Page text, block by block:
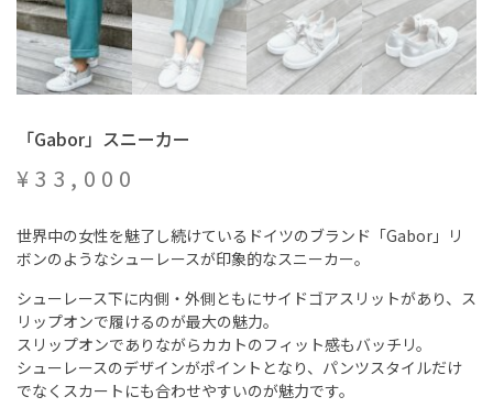
「Gabor」スニーカー
¥ 33,000
世界中の女性を魅了し続けているドイツのブランド「Gabor」リ
ボンのようなシューレースが印象的なスニーカー。
シューレース下に内側・外側ともにサイドゴアスリットがあり、ス
リップオンで履けるのが最大の魅力。
スリップオンでありながらカカトのフィット感もバッチリ。
シューレースのデザインがポイントとなり、パンツスタイルだけ
でなくスカートにも合わせやすいのが魅力です。